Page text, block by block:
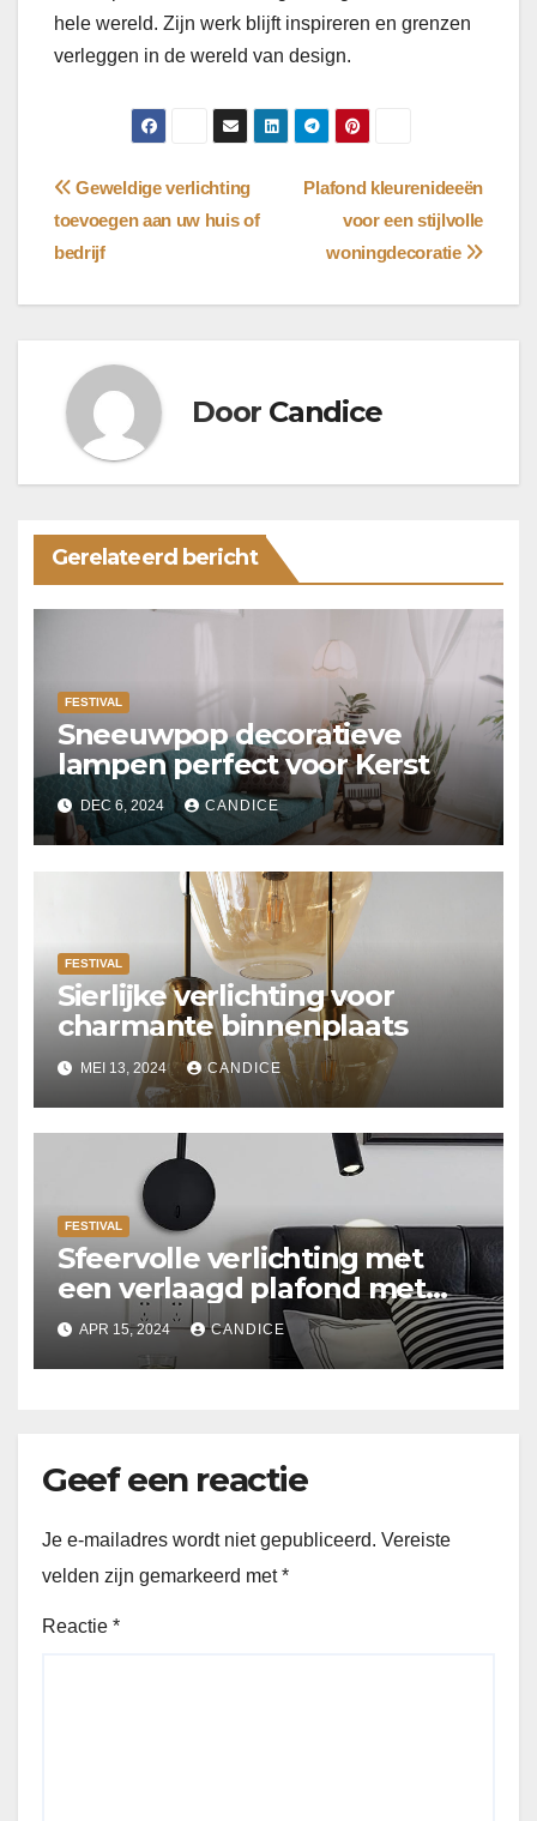
hele wereld. Zijn werk blijft inspireren en grenzen
verleggen in de wereld van design.
Bericht
navigatie
Plafond kleurenideeën
voor een stijlvolle
woningdecoratie
Geweldige verlichting
toevoegen aan uw huis of
bedrijf
Door Candice
Gerelateerd bericht
FESTIVAL
Sneeuwpop decoratieve
lampen perfect voor Kerst
DEC 6, 2024 CANDICE
FESTIVAL
Sierlijke verlichting voor
charmante binnenplaats
MEI 13, 2024 CANDICE
FESTIVAL
Sfeervolle verlichting met
een verlaagd plafond met
Suspended ceiling light.
APR 15, 2024 CANDICE
Geef een reactie
Je e-mailadres wordt niet gepubliceerd. Vereiste
velden zijn gemarkeerd met*
Reactie *